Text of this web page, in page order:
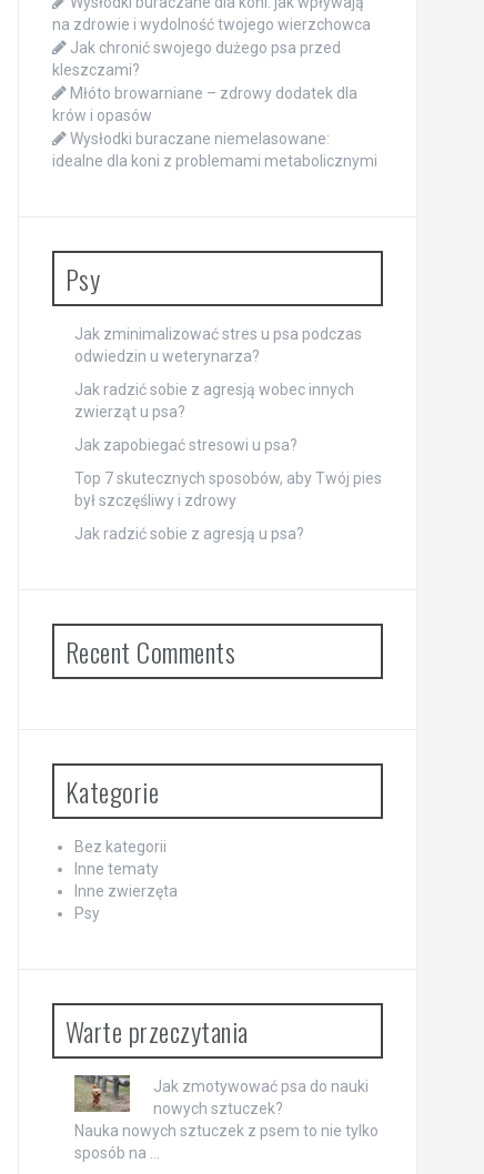
na zdrowie i wydolność twojego wierzchowca
Jak chronić swojego dużego psa przed
kleszczami?
Młóto browarniane – zdrowy dodatek dla
krów i opasów
Wysłodki buraczane niemelasowane:
idealne dla koni z problemami metabolicznymi
Psy
Jak zminimalizować stres u psa podczas
odwiedzin u weterynarza?
Jak radzić sobie z agresją wobec innych
zwierząt u psa?
Jak zapobiegać stresowi u psa?
Top 7 skutecznych sposobów, aby Twój pies
był szczęśliwy i zdrowy
Jak radzić sobie z agresją u psa?
Recent Comments
Kategorie
Bez kategorii
Inne tematy
Inne zwierzęta
Psy
Warte przeczytania
Jak zmotywować psa do nauki
nowych sztuczek?
Nauka nowych sztuczek z psem to nie tylko
sposób na …